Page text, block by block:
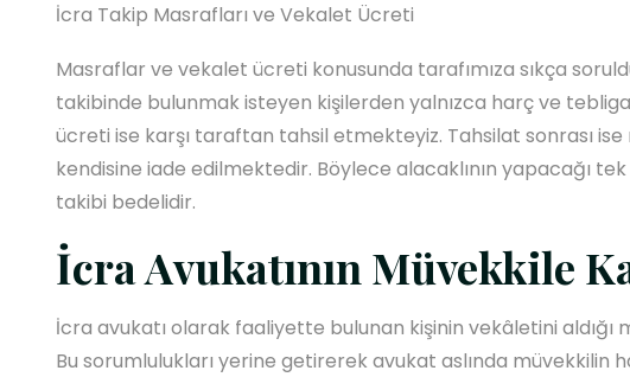
İcra Takip Masrafları ve Vekalet Ücreti
Masraflar ve vekalet ücreti konusunda tarafımıza sıkça
takibinde bulunmak isteyen kişilerden yalnızca harç ve
ücreti ise karşı taraftan tahsil etmekteyiz. Tahsilat sonrası
kendisine iade edilmektedir. Böylece alacaklının yapacağı
takibi bedelidir.
İcra Avukatının Müvekkile
İcra avukatı olarak faaliyette bulunan kişinin vekâletini aldığı
Bu sorumlulukları yerine getirerek avukat aslında müvekkilin